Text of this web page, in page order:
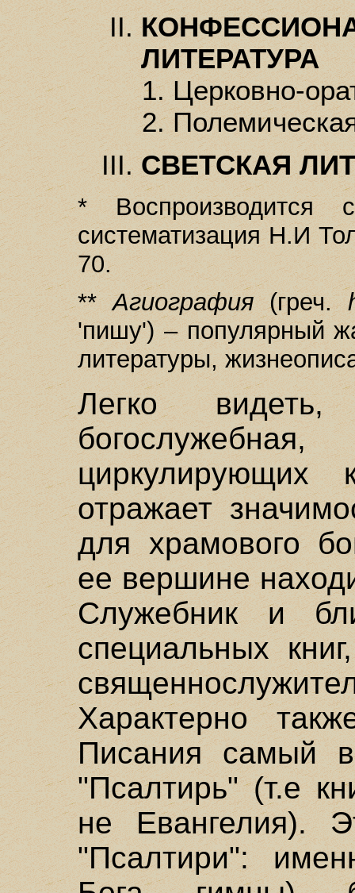
ЛИТЕРАТУРА
Церковно-
СВЕТСКАЯ
* Воспроизводится
систематизация Н.И
70.
**Агиография(греч.
'пишу') – популярный
литературы,
Легко
отражает
для храмового
ее вершине
Служебник и
специальных
Характерно
Писания самый
"Псалтирь" (т.е
не Евангелия).
"Псалтири":